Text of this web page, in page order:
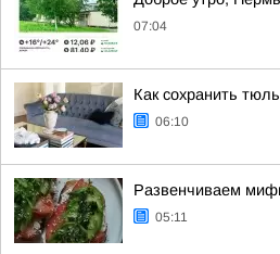
07:04
Как сохранить
06:10
Развенчиваем
05:11